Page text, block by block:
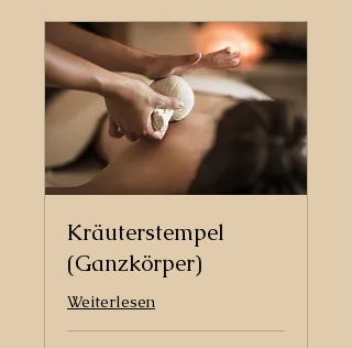
Kräuterstempel
(Ganzkörper)
Weiterlesen